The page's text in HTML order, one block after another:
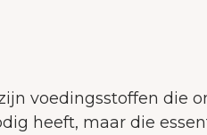
voedingsstoffen die
heeft, maar die